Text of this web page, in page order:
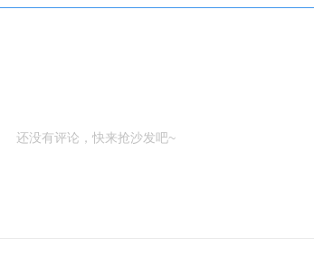
还没有评论，快来抢沙发吧~